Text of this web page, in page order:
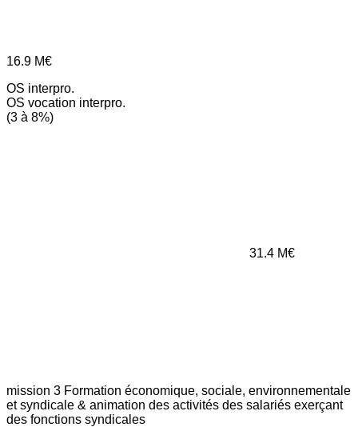
16.9 M€
OS interpro.
OS vocation interpro.
(3 à 8%)
31.4 M€
mission 3 Formation économique, sociale, environnementale
et syndicale & animation des activités des salariés exerçant
des fonctions syndicales